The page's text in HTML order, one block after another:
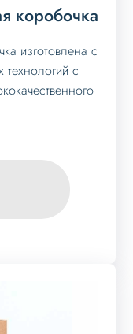
коробочка
изготовлена с
с